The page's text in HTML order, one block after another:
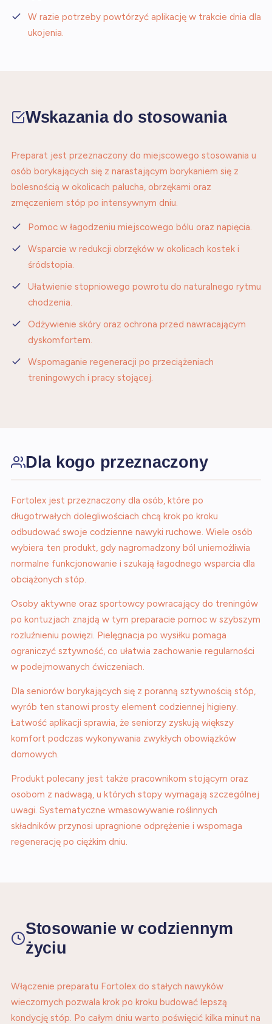
W razie potrzeby powtórzyć aplikację w trakcie dnia dla
ukojenia.
Wskazania do stosowania
Preparat jest przeznaczony do miejscowego stosowania u
osób borykających się z narastającym borykaniem się z
bolesnością w okolicach palucha, obrzękami oraz
zmęczeniem stóp po intensywnym dniu.
Pomoc w łagodzeniu miejscowego bólu oraz napięcia.
Wsparcie w redukcji obrzęków w okolicach kostek i
śródstopia.
Ułatwienie stopniowego powrotu do naturalnego rytmu
chodzenia.
Odżywienie skóry oraz ochrona przed nawracającym
dyskomfortem.
Wspomaganie regeneracji po przeciążeniach
treningowych i pracy stojącej.
Dla kogo przeznaczony
Fortolex jest przeznaczony dla osób, które po
długotrwałych dolegliwościach chcą krok po kroku
odbudować swoje codzienne nawyki ruchowe. Wiele osób
wybiera ten produkt, gdy nagromadzony ból uniemożliwia
normalne funkcjonowanie i szukają łagodnego wsparcia dla
obciążonych stóp.
Osoby aktywne oraz sportowcy powracający do treningów
po kontuzjach znajdą w tym preparacie pomoc w szybszym
rozluźnieniu powięzi. Pielęgnacja po wysiłku pomaga
ograniczyć sztywność, co ułatwia zachowanie regularności
w podejmowanych ćwiczeniach.
Dla seniorów borykających się z poranną sztywnością stóp,
wyrób ten stanowi prosty element codziennej higieny.
Łatwość aplikacji sprawia, że seniorzy zyskują większy
komfort podczas wykonywania zwykłych obowiązków
domowych.
Produkt polecany jest także pracownikom stojącym oraz
osobom z nadwagą, u których stopy wymagają szczególnej
uwagi. Systematyczne wmasowywanie roślinnych
składników przynosi upragnione odprężenie i wspomaga
regenerację po ciężkim dniu.
Stosowanie w codziennym
życiu
Włączenie preparatu Fortolex do stałych nawyków
wieczornych pozwala krok po kroku budować lepszą
kondycję stóp. Po całym dniu warto poświęcić kilka minut na